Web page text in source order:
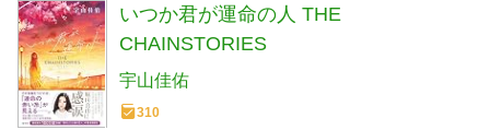
いつか君が運命の人 THE
CHAINSTORIES
宇山佳佑
310